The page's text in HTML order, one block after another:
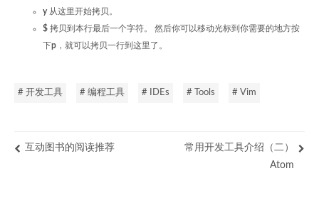
y从这里开始拷贝。
$ 拷贝到本行最后一个字符。 然后你可以移动光标到你需要的地方按
下p ，就可以拷贝一行到这里了。
# 开发工具 # 编程工具 # IDEs # Tools # Vim
互动图书的阅读推荐
常用开发工具介绍（二）
Atom